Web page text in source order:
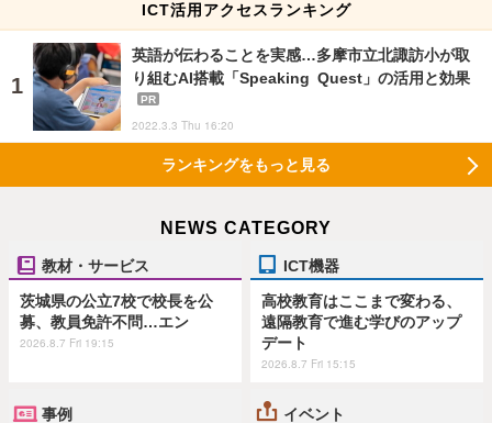
ICT活用アクセスランキング
英語が伝わることを実感…多摩市立北諏訪小が取
り組むAI搭載「Speaking Quest」の活用と効果
PR
2022.3.3 Thu 16:20
ランキングをもっと見る
NEWS CATEGORY
教材・サービス
茨城県の公立7校で校長を公
募、教員免許不問…エン
2026.8.7 Fri 19:15
ICT機器
高校教育はここまで変わる、
遠隔教育で進む学びのアップ
デート
2026.8.7 Fri 15:15
事例 イベント